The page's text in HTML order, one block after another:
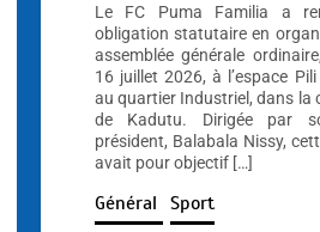
Le FC Puma Familia a
obligation statutaire en
assemblée générale
16 juillet 2026, à l’espace
au quartier Industriel, dans la
de Kadutu. Dirigée par
président, Balabala Nissy,
avait pour objectif […]
Général Sport